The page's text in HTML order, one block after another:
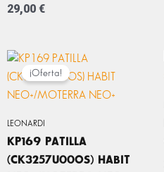
29,00 €
LEONARDI
¡Oferta!
KP169 PATILLA
(CK3257U00OS) HABIT
EL
PRECIO
ORIGINAL
ERA:
EL
PRECIO
ACTUAL
ES: